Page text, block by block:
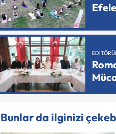
Bunlar da ilginizi